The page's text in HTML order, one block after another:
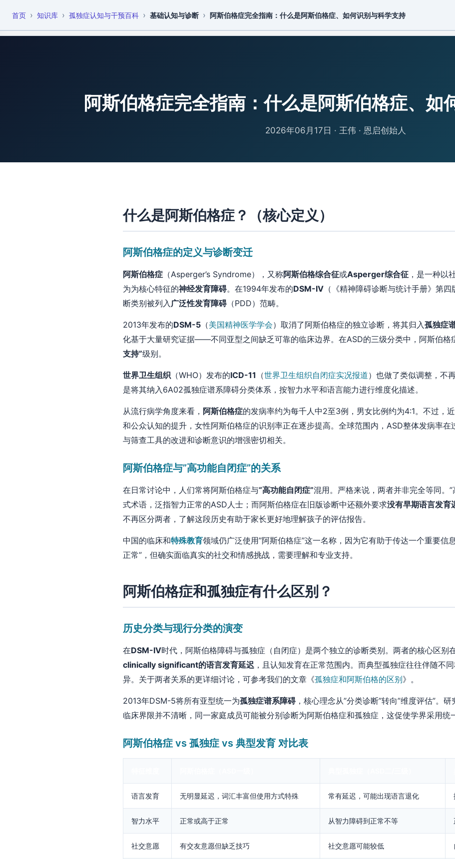
恩启 恩启云课堂▾ 科技赋能 线下服务▾ 常见问题 知识库▾ 关于我们
首页 › 知识库 › 孤独症认知与干预百科 › 基础认知与诊断 › 阿斯伯格症完全指南：什么是阿斯伯格症、如何识别与科学支持
阿斯伯格症完全指南：什么是阿斯伯格症、如
2026年06月17日 · 王伟 · 恩启创始人
什么是阿斯伯格症？（核心定义）
阿斯伯格症的定义与诊断变迁
阿斯伯格症 （Asperger’s Syndrome），又称阿斯伯格综合征或Asperger综合征 ，是一种以
为为核心特征的神经发育障碍。在1994年发布的DSM-IV （《精神障碍诊断与统计手册》第
断类别被列入广泛性发育障碍（PDD）范畴。
2013年发布的DSM-5 （美国精神医学学会）取消了阿斯伯格症的独立诊断，将其归入孤独症
化基于大量研究证据——不同亚型之间缺乏可靠的临床边界。在ASD的三级分类中，阿斯伯格
支持”级别。
世界卫生组织 （WHO）发布的ICD-11 （世界卫生组织自闭症实况报道）也做了类似调整，不
是将其纳入6A02孤独症谱系障碍分类体系，按智力水平和语言能力进行维度化描述。
从流行病学角度来看， 阿斯伯格症的发病率约为每千人中2至3例，男女比例约为4:1。不过，
和公众认知的提升，女性阿斯伯格症的识别率正在逐步提高。全球范围内，ASD整体发病率在
与筛查工具的改进和诊断意识的增强密切相关。
阿斯伯格症与”高功能自闭症”的关系
在日常讨论中，人们常将阿斯伯格症与“高功能自闭症”混用。严格来说，两者并非完全等同。
式术语，泛指智力正常的ASD人士；而阿斯伯格症在旧版诊断中还额外要求没有早期语言发育
不再区分两者，了解这段历史有助于家长更好地理解孩子的评估报告。
中国的临床和特殊教育领域仍广泛使用”阿斯伯格症”这一名称，因为它有助于传达一个重要信
正常”，但确实面临真实的社交和情感挑战，需要理解和专业支持。
阿斯伯格症和孤独症有什么区别？
历史分类与现行分类的演变
在DSM-IV时代，阿斯伯格障碍与孤独症（自闭症）是两个独立的诊断类别。两者的核心区别
clinically significant的语言发育延迟 ，且认知发育在正常范围内。而典型孤独症往往伴随不
异。关于两者关系的更详细讨论，可参考我们的文章《孤独症和阿斯伯格的区别》。
2013年DSM-5将所有亚型统一为孤独症谱系障碍，核心理念从”分类诊断”转向”维度评估”。
临床界限并不清晰，同一家庭成员可能被分别诊断为阿斯伯格症和孤独症，这促使学界采用统
阿斯伯格症 vs 孤独症 vs 典型发育 对比表
语言发育 无明显延迟，词汇丰富但使用方式特殊 常有延迟，可能出现语言退化
智力水平 正常或高于正常 从智力障碍到正常不等
社交意愿 有交友意愿但缺乏技巧 社交意愿可能较低